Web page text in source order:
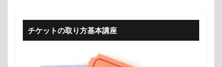
チケットの取り方基本講座